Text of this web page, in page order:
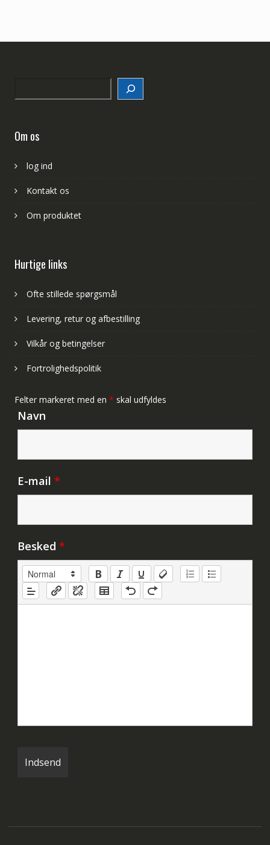
Om os
log ind
Kontakt os
Om produktet
Hurtige links
Ofte stillede spørgsmål
Levering, retur og afbestilling
Vilkår og betingelser
Fortrolighedspolitik
Felter markeret med en * skal udfyldes
Navn
E-mail *
Besked *